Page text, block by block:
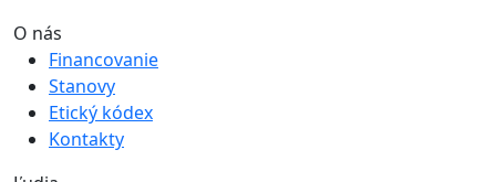
O nás
Financovanie
Stanovy
Etický kódex
Kontakty